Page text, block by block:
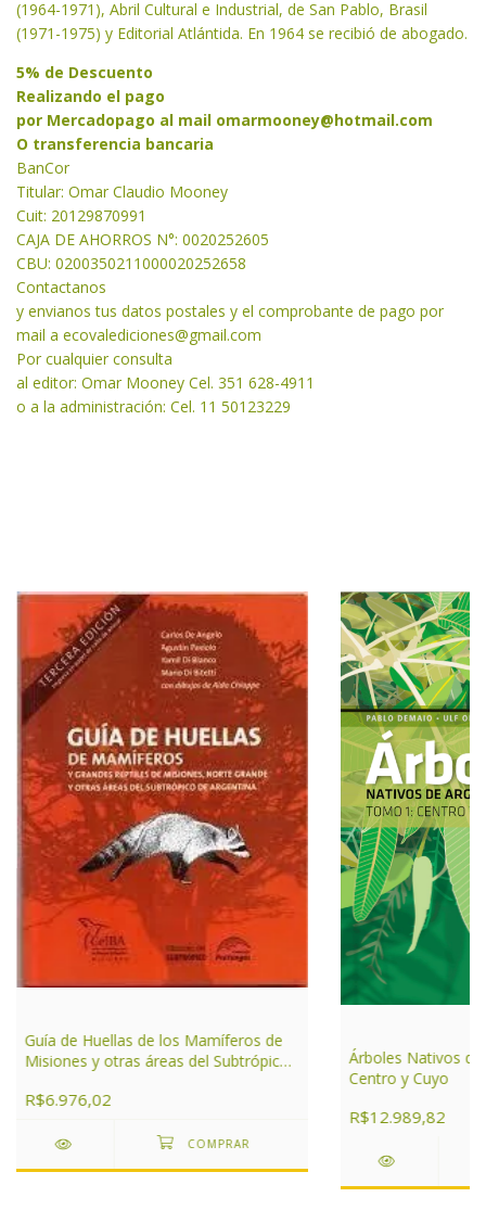
(1964-1971), Abril Cultural e Industrial, de San Pablo, Brasil
(1971-1975) y Editorial Atlántida. En 1964 se recibió de abogado.
5% de Descuento
Realizando el pago
por Mercadopago al mail omarmooney@hotmail.com
O transferencia bancaria
BanCor
Titular: Omar Claudio Mooney
Cuit: 20129870991
CAJA DE AHORROS N°: 0020252605
CBU: 0200350211000020252658
Contactanos
y envianos tus datos postales y el comprobante de pago por
mail a ecovalediciones@gmail.com
Por cualquier consulta
al editor: Omar Mooney Cel. 351 628-4911
o a la administración: Cel. 11 50123229
Guía de Huellas de los Mamíferos de
Misiones y otras áreas del Subtrópico
R$6.976,02
Árboles Nativos
Centro y Cuyo
R$12.989,82